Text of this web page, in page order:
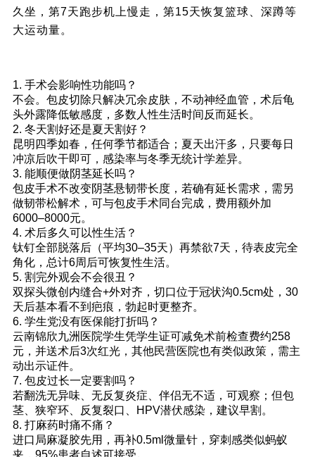
久坐，第7天跑步机上慢走，第15天恢复篮球、深蹲等
大运动量。
1. 手术会影响性功能吗？
不会。包皮切除只解决冗余皮肤，不动神经血管，术后龟
头外露降低敏感度，多数人性生活时间反而延长。
2. 冬天割好还是夏天割好？
昆明四季如春，任何季节都适合；夏天出汗多，只要每日
冲凉后吹干即可，感染率与冬季无统计学差异。
3. 能顺便做阴茎延长吗？
包皮手术不改变阴茎悬韧带长度，若确有延长需求，需另
做韧带松解术，可与包皮手术同台完成，费用额外加
6000–8000元。
4. 术后多久可以性生活？
钛钉全部脱落后（平均30–35天）再禁欲7天，待表皮完全
角化，总计6周后可恢复性生活。
5. 割完外观会不会很丑？
双探头微创内缝合+外对齐，切口位于冠状沟0.5cm处，30
天后基本看不到疤痕，勃起时更整齐。
6. 学生党没有医保能打折吗？
云南锦欣九洲医院学生凭学生证可减免术前检查费约258
元，并送术后3次红光，其他民营医院也有类似政策，需主
动出示证件。
7. 包皮过长一定要割吗？
若翻洗无异味、无反复炎症、伴侣无不适，可观察；但包
茎、狭窄环、反复裂口、HPV潜伏感染，建议早割。
8. 打麻药时痛不痛？
进口局麻凝胶先用，再补0.5ml微量针，穿刺感类似蚂蚁
夹，95%患者自述可接受。